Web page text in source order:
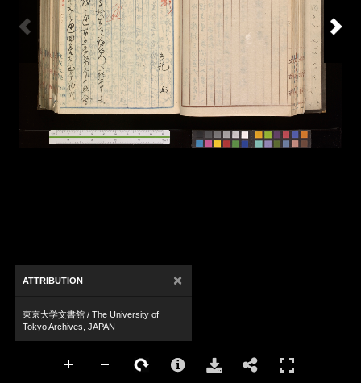
ATTRIBUTION ×
東京大学文書館 / The University of
Tokyo Archives, JAPAN